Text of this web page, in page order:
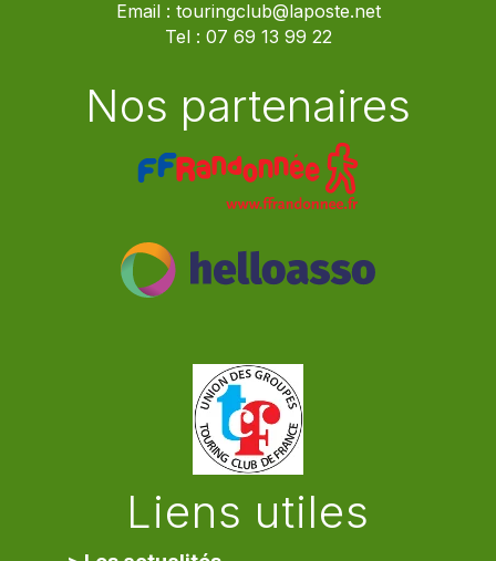
Email : touringclub@laposte.net
Tel : 07 69 13 99 22
Nos partenaires
Liens utiles